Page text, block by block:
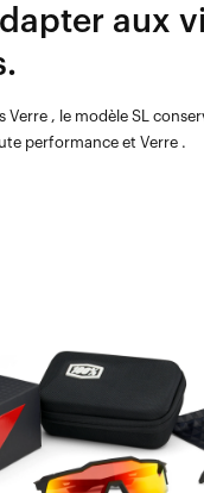
aux
Verre , le modèle SL
performance et Verre .